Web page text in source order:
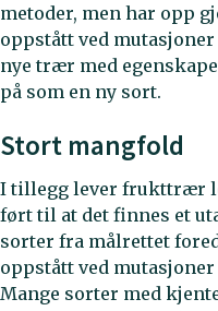
metoder, men har opp
oppstått ved
nye trær med
på som en ny sort.
Stort mangfold
I tillegg lever frukttrær
ført til at det finnes et
sorter fra målrettet
oppstått ved
Mange sorter med